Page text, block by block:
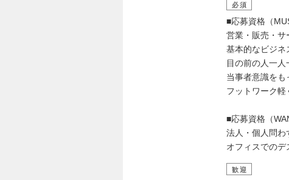
必須
■応募資格（
営業・販売・サ
基本的なビジネ
目の前の人一
当事者意識を
フットワーク
■応募資格（
法人・個人問わ
オフィスでの
歓迎